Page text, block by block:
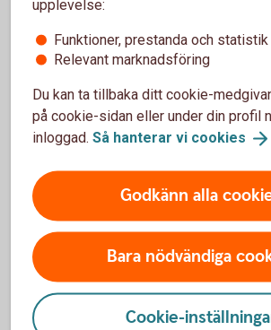
Möjlighet till hög avkastning.
Nackdelar
Betydligt högre risk jämfört med en
underliggande tillgång.
Courtage.
ETF
ETF står för Exchange Traded Fund
svenska översättas till börshandlad
upplevelse:
Funktioner, prestanda och statistik
Relevant marknadsföring
Du kan ta tillbaka ditt cookie-
på cookie-sidan eller under din profil
inloggad. Så hanterar vi cookies
Godkänn alla
Bara nödvändiga
Cookie-